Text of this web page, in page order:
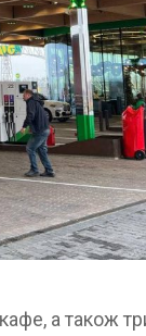
а також